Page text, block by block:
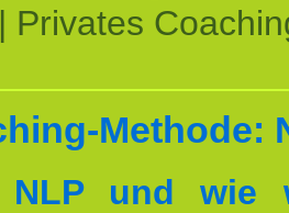
Privates
Methode:
und wie